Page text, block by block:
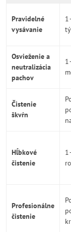
Pravidelné
vysávanie
Osvieženie a
neutralizácia
pachov
Čistenie
škvŕn
Hĺbkové
čistenie
Profesionálne
čistenie